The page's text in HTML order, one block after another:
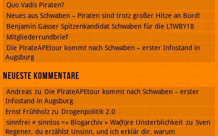
Quo Vadis Piraten?
Neues aus Schwaben – Piraten sind trotz großer Hitze an Bord!
Benjamin Gasser Spitzenkandidat Schwaben für die LTWBY18
Mitgliederrundbrief
Die PirateAPEtour kommt nach Schwaben – erster Infostand in
Augsburg
Neueste Kommentare
Andreas zu Die PirateAPEtour kommt nach Schwaben – erster
Infostand in Augsburg
Ernst Frühholz zu Drogenpolitik 2.0
sinnfrei ≠ sinnlos =» Blogarchiv » Wa(h)re Unsterblichkeit zu Sven
Regener, du erzählst Unsinn, und ich erklär dir, warum